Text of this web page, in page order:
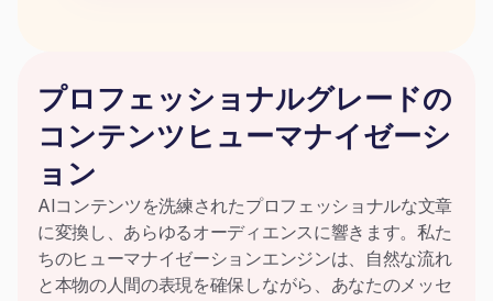
プロフェッショナルグレードの
コンテンツヒューマナイゼーシ
ョン
AIコンテンツを洗練されたプロフェッショナルな文章
に変換し、あらゆるオーディエンスに響きます。私た
ちのヒューマナイゼーションエンジンは、自然な流れ
と本物の人間の表現を確保しながら、あなたのメッセ